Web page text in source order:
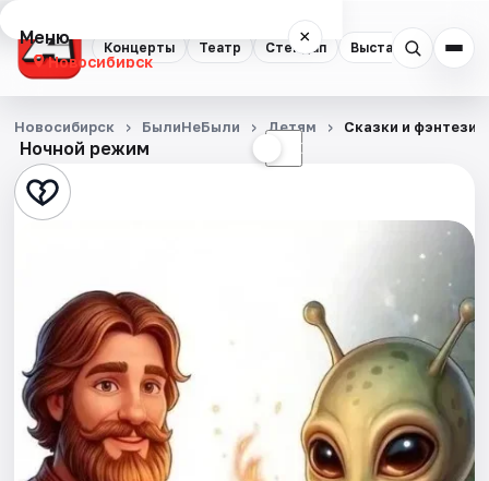
Концерты Театр Стендап Выставки
Меню ×
Новосибирск
Концерты
Театр
Стендап
Квесты
Экскурсии
Спорт
События
Ночной режим ☾
Новосибирск БылиНеБыли Детям Сказки и фэнтези